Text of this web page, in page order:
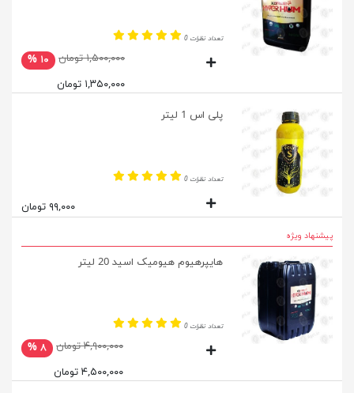
تعداد نظرات 0
۱,۵۰۰,۰۰۰ تومان
۱۰ %
۱,۳۵۰,۰۰۰ تومان
پلی اس 1 لیتر
تعداد نظرات 0
۹۹,۰۰۰ تومان
پیشنهاد ویژه
هایپرهیوم هیومیک اسید 20 لیتر
تعداد نظرات 0
۴,۹۰۰,۰۰۰ تومان
۸ %
۴,۵۰۰,۰۰۰ تومان